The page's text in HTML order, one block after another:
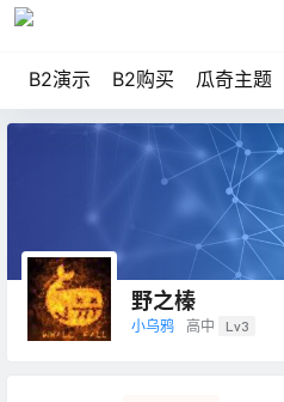
B2演示 B2购买 瓜奇主题
野之榛
小乌鸦 高中 Lv3